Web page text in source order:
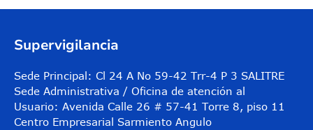
Supervigilancia
Sede Principal: Cl 24 A No 59-42 Trr-4 P 3 SALITRE
Sede Administrativa / Oficina de atención al
Usuario: Avenida Calle 26 # 57-41 Torre 8, piso 11
Centro Empresarial Sarmiento Angulo